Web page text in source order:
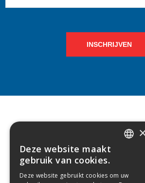
INSCHRIJVEN
CONTACT
LELIEGAARDE 22, B-
02/238.10.11
Deze website maakt
gebruik van cookies.
Deze website gebruikt cookies om uw